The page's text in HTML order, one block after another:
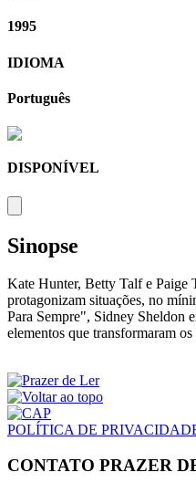
1995
IDIOMA
Português
DISPONÍVEL
Sinopse
Kate Hunter, Betty Talf e Paige
protagonizam situações, no
Para Sempre", Sidney Sheldon
elementos que transformaram
POLÍTICA DE
CONTATO PRAZER